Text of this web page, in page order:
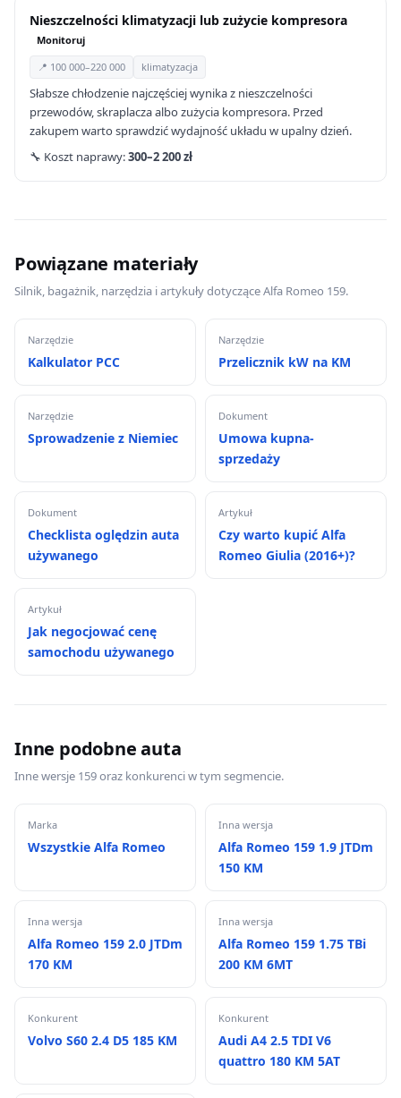
Nieszczelności klimatyzacji lub zużycie kompresora
Monitoruj
📍 100 000–220 000
klimatyzacja
Słabsze chłodzenie najczęściej wynika z nieszczelności
przewodów, skraplacza albo zużycia kompresora. Przed
zakupem warto sprawdzić wydajność układu w upalny dzień.
🔧 Koszt naprawy:300–2 200 zł
Powiązane materiały
Silnik, bagażnik, narzędzia i artykuły dotyczące Alfa Romeo 159.
Narzędzie
Kalkulator PCC
Narzędzie
Przelicznik kW na KM
Narzędzie
Sprowadzenie z Niemiec
Dokument
Umowa kupna-
sprzedaży
Dokument
Checklista oględzin auta
używanego
Artykuł
Czy warto kupić Alfa
Romeo Giulia (2016+)?
Artykuł
Jak negocjować cenę
samochodu używanego
Inne podobne auta
Inne wersje 159 oraz konkurenci w tym segmencie.
Marka
Wszystkie Alfa Romeo
Inna wersja
Alfa Romeo 159 1.9 JTDm
150 KM
Inna wersja
Alfa Romeo 159 2.0 JTDm
170 KM
Inna wersja
Alfa Romeo 159 1.75 TBi
200 KM 6MT
Konkurent
Volvo S60 2.4 D5 185 KM
Konkurent
Audi A4 2.5 TDI V6
quattro 180 KM 5AT